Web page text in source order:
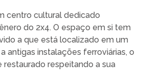
centro cultural dedicado
do 2x4. O espaço em si tem
a que está localizado em um
antigas instalações ferroviárias, o
respeitando a sua